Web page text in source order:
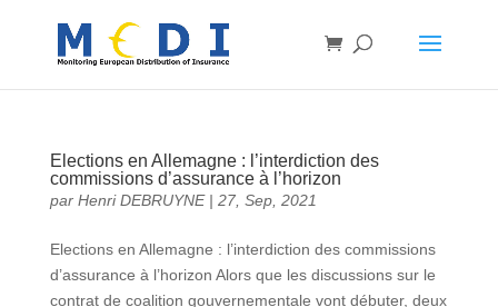
Elections en Allemagne : l’interdiction des
commissions d’assurance à l’horizon
par Henri DEBRUYNE| 27, Sep, 2021
Elections en Allemagne : l’interdiction des commissions
d’assurance à l’horizon Alors que les discussions sur le
contrat de coalition gouvernementale vont débuter, deux